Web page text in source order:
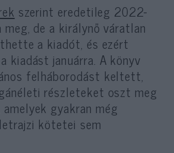
szerint eredetileg 2022-
de a királynő váratlan
a kiadót, és ezért
kiadást januárra. A könyv
felháborodást keltett,
részleteket oszt meg
amelyek gyakran még
kötetei sem